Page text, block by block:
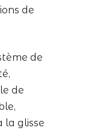
de
de
de
la glisse